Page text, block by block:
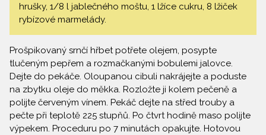
hrušky, 1/8 l jablečného moštu, 1 lžíce cukru, 8 lžiček
rybízové marmelády.
Prošpikovaný srnčí hřbet potřete olejem, posypte
tlučeným pepřem a rozmačkanými bobulemi jalovce.
Dejte do pekáče. Oloupanou cibuli nakrájejte a poduste
na zbytku oleje do měkka. Rozložte ji kolem pečeně a
polijte červeným vínem. Pekáč dejte na střed trouby a
pečte při teplotě 225 stupňů. Po čtvrt hodině maso polijte
výpekem. Proceduru po 7 minutách opakujte. Hotovou